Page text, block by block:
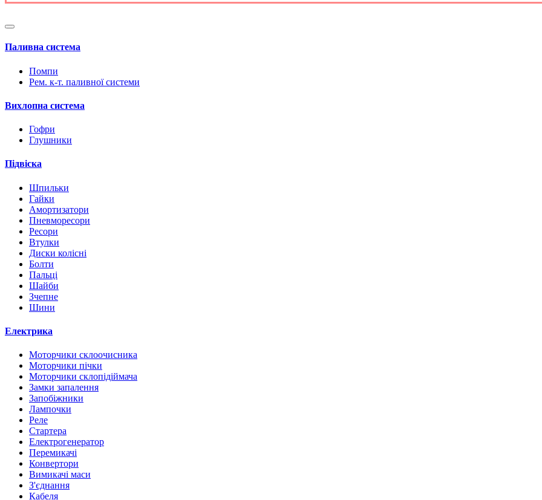
Паливна система
Помпи
Рем. к-т. паливної системи
Вихлопна система
Гофри
Глушники
Підвіска
Шпильки
Гайки
Амортизатори
Пневморесори
Ресори
Втулки
Диски колісні
Болти
Пальці
Шайби
Зчепне
Шини
Електрика
Моторчики склоочисника
Моторчики пічки
Моторчики склопідіймача
Замки запалення
Запобіжники
Лампочки
Реле
Стартера
Електрогенератор
Перемикачі
Конвертори
Вимикачі маси
З'єднання
Кабеля